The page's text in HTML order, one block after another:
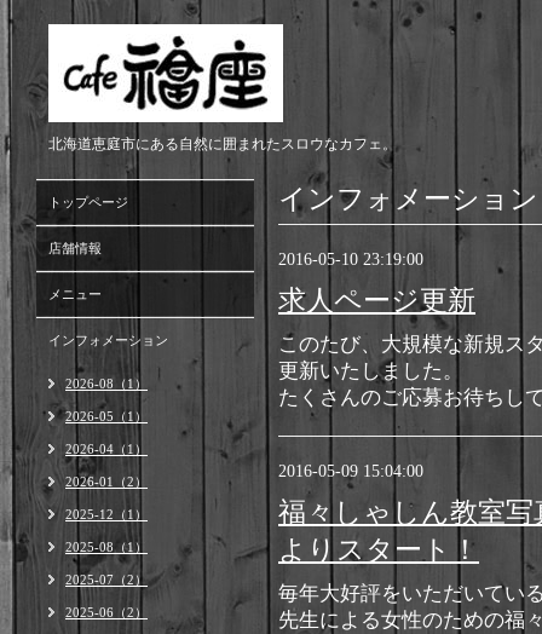
北海道恵庭市にある自然に囲まれたスロウなカフェ。
インフォメーション
2016-05-10 23:19:00
求人ページ更新
このたび、大規模な新規ス
更新いたしました。
たくさんのご応募お待ちし
2016-05-09 15:04:00
福々しゃしん教室写
よりスタート！
毎年大好評をいただいてい
先生による女性のための福
トップページ
店舗情報
メニュー
インフォメーション
2026-08（1）
2026-05（1）
2026-04（1）
2026-01（2）
2025-12（1）
2025-08（1）
2025-07（2）
2025-06（2）